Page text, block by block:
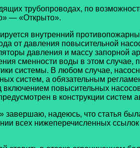
трубопроводах, по
— «Открыто».
внутренний
от давления повысительной
давления и массу запорной
сменности воды в этом
системы. В любом случае,
систем, а обязательным
повысительных
в конструкции
надеюсь, что статья
всех нижеперечисленных